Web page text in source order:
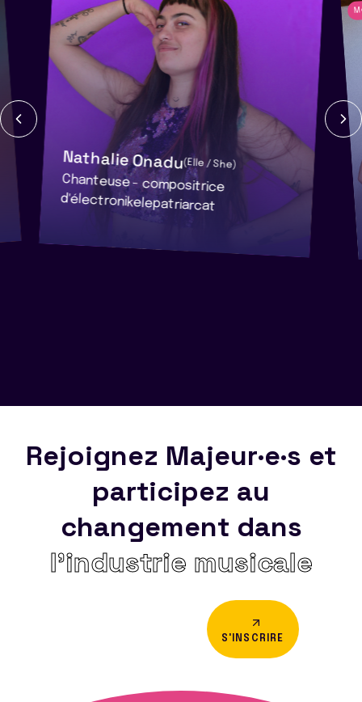
Nathalie Onadu(Elle / She)
Chanteuse - compositrice
d'électronikelepatriarcat
Rejoignez Majeur·e·s et
participez au
changement dans
l’industrie musicale
S'INSCRIRE